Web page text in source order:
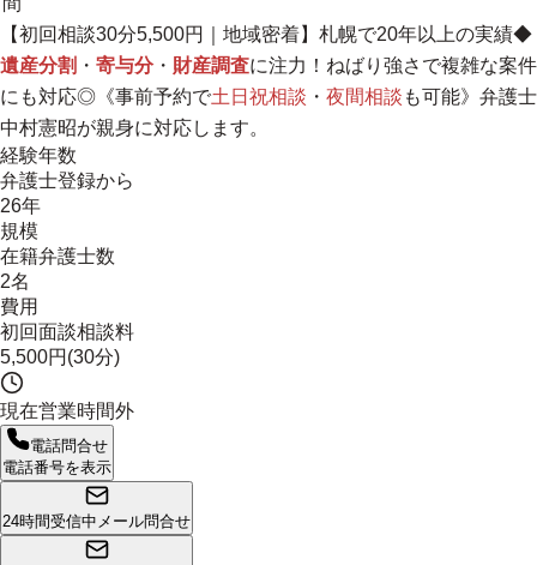
【初回相談30分5,500円｜ 地域密着】札幌で20年以上の実績◆
遺産分割 ・ 寄与分・ 財産調査に注力！ねばり強さで複雑な案件
にも対応◎《事前予約で土日祝相談 ・ 夜間相談 も可能》弁護士
中村憲昭が親身に対応します。
経験年数
弁護士登録から
26年
規模
在籍弁護士数
2名
費用
初回面談相談料
5,500円(30分)
現在営業時間外
電話問合せ
電話番号を表示
24時間受信中 メール問合せ